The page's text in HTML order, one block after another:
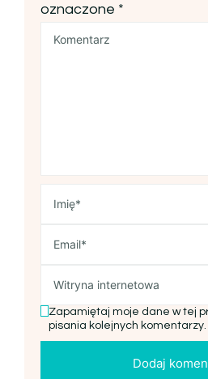
oznaczone *
Zapamiętaj moje dane w tej
pisania kolejnych komentarzy.